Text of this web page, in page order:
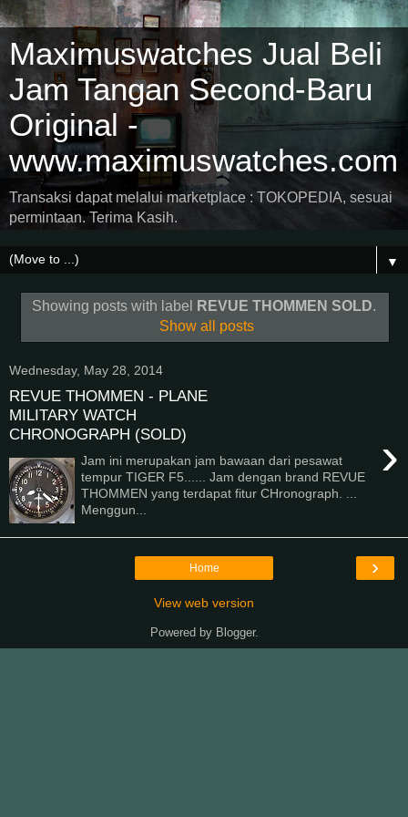
Maximuswatches Jual Beli
Jam Tangan Second-Baru
Original -
www.maximuswatches.com
Transaksi dapat melalui marketplace : TOKOPEDIA, sesuai
permintaan. Terima Kasih.
▼
Showing posts with label REVUE THOMMEN SOLD.
Show all posts
Wednesday, May 28, 2014
REVUE THOMMEN - PLANE
MILITARY WATCH
CHRONOGRAPH (SOLD)
›
Jam ini merupakan jam bawaan dari pesawat
tempur TIGER F5...... Jam dengan brand REVUE
THOMMEN yang terdapat fitur CHronograph. ...
Menggun...
›
Home
View web version
Powered by Blogger.